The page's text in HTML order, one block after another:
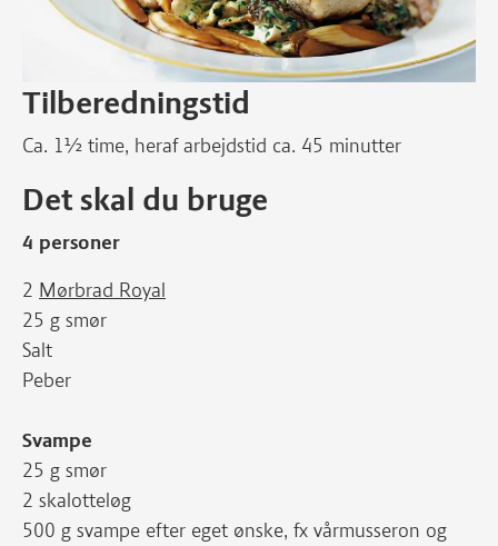
Tilberedningstid
Ca. 1½ time, heraf arbejdstid ca. 45 minutter
Det skal du bruge
4 personer
2 Mørbrad Royal
25 g smør
Salt
Peber
Svampe
25 g smør
2 skalotteløg
500 g svampe efter eget ønske, fx vårmusseron og